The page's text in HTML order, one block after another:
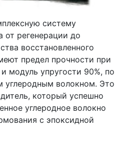
систему
от регенерации до
восстановленного
предел прочности при
модуль упругости 90%, по
углеродным волокном. Это
который успешно
углеродное волокно
с эпоксидной